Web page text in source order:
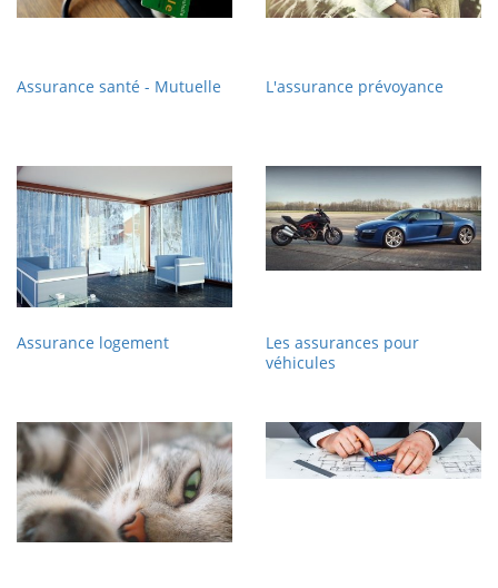
Assurance santé - Mutuelle L'assurance prévoyance
Assurance logement
Les assurances pour
véhicules